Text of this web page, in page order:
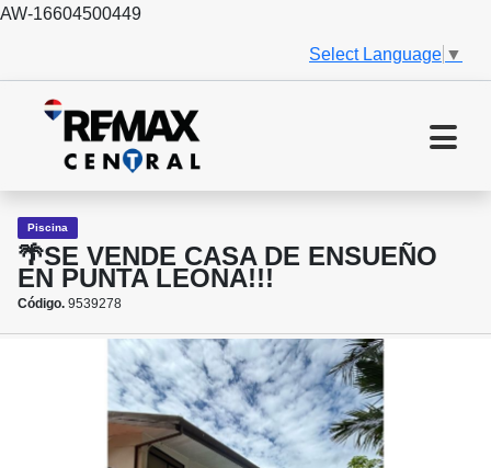
AW-16604500449
Select Language ▼
Piscina
🌴SE VENDE CASA DE ENSUEÑO
EN PUNTA LEONA!!!
Código. 9539278